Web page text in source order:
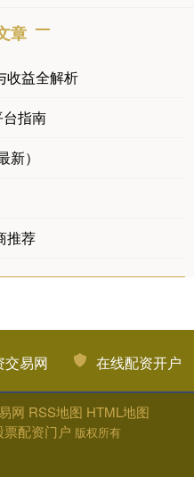
章
收益全解析
指南
）
推荐
交易网 在线配资开户
网 RSS地图 HTML地图
票配资门户 版权所有